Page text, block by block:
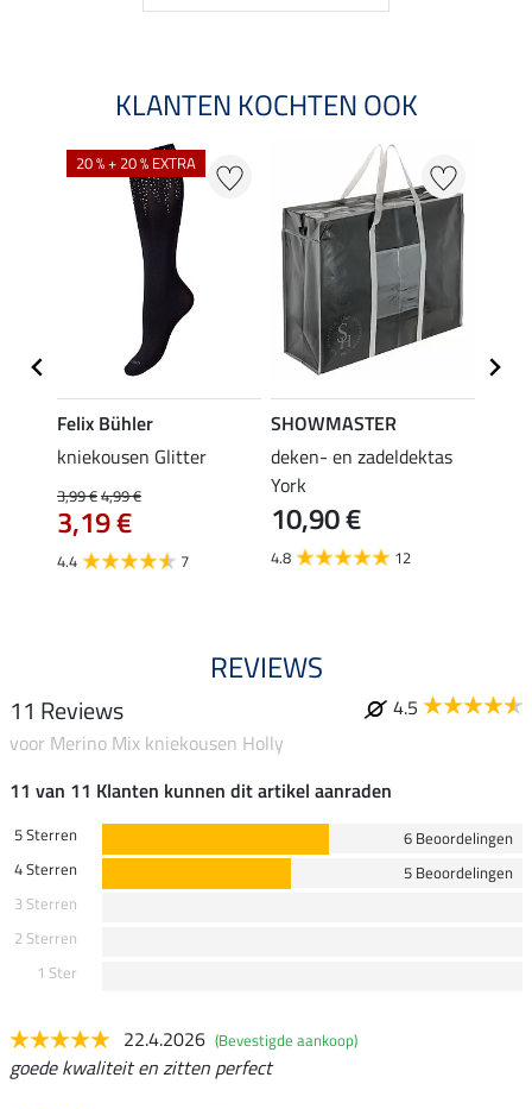
KLANTEN KOCHTEN OOK
20 % + 20 % EXTRA
Felix Bühler
kniekousen Glitter
3,99 €4,99 €
3,19 €
4.4 7
SHOWMASTER
deken- en zadeldektas
York
10,90 €
4.8 12
REVIEWS
11 Reviews
4.5
voor Merino Mix kniekousen Holly
11 van 11 Klanten kunnen dit artikel aanraden
5 Sterren
6 Beoordelingen
4 Sterren
5 Beoordelingen
3 Sterren
2 Sterren
1 Ster
22.4.2026 (Bevestigde aankoop)
goede kwaliteit en zitten perfect